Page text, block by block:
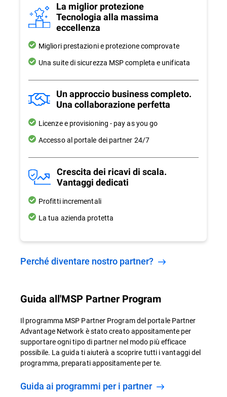
La miglior protezione
Tecnologia alla massima
eccellenza
Migliori prestazioni e protezione comprovate
Una suite di sicurezza MSP completa e unificata
Un approccio business completo.
Una collaborazione perfetta
Licenze e provisioning - pay as you go
Accesso al portale dei partner 24/7
Crescita dei ricavi di scala.
Vantaggi dedicati
Profitti incrementali
La tua azienda protetta
Perché diventare nostro partner?
Guida all'MSP Partner Program
Il programma MSP Partner Program del portale Partner
Advantage Network è stato creato appositamente per
supportare ogni tipo di partner nel modo più efficace
possibile. La guida ti aiuterà a scoprire tutti i vantaggi del
programma, preparati appositamente per te.
Guida ai programmi per i partner